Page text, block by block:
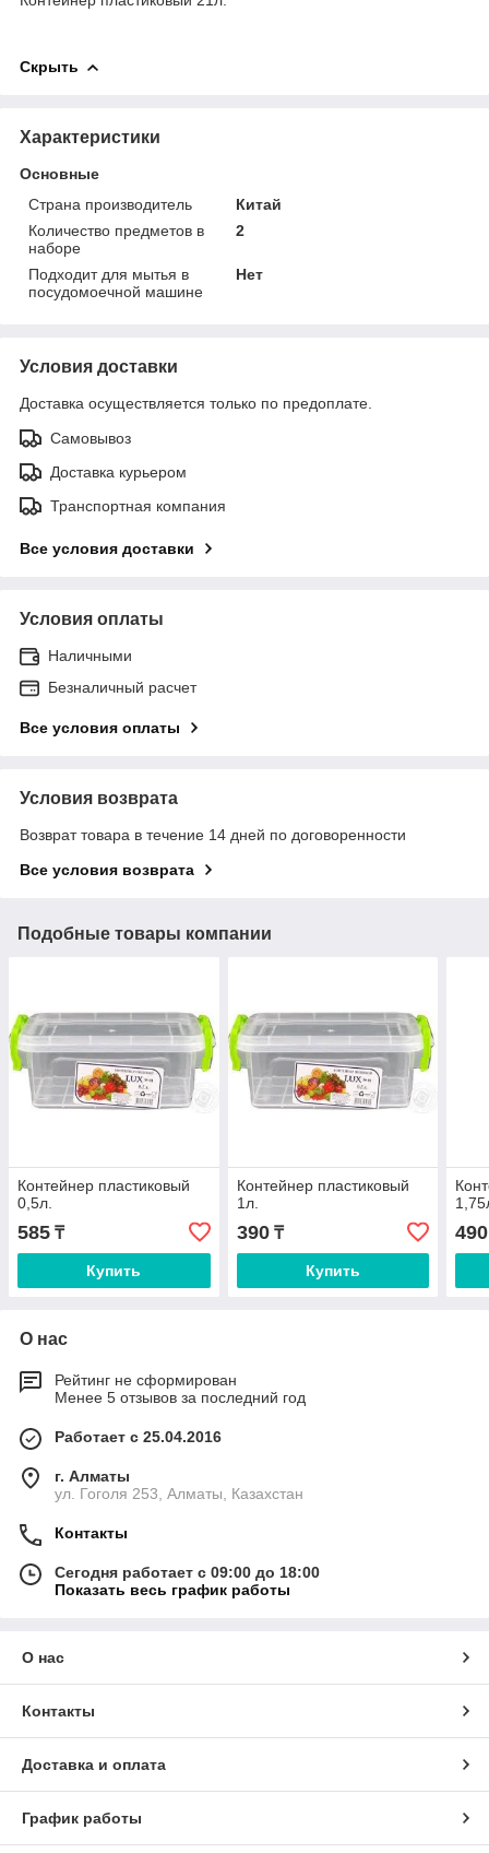
Скрыть
Характеристики
Основные
Страна производитель
Китай
Количество предметов в
наборе
2
Подходит для мытья в
посудомоечной машине
Нет
Условия доставки
Доставка осуществляется только по предоплате.
Самовывоз
Доставка курьером
Транспортная компания
Все условия доставки
Условия оплаты
Наличными
Безналичный расчет
Все условия оплаты
Условия возврата
Возврат товара в течение 14 дней по договоренности
Все условия возврата
Подобные товары компании
Контейнер пластиковый
0,5л.
585 ₸
Купить
Контейнер пластиковый
1л.
390₸
Купить
490
О нас
Рейтинг не сформирован
Менее 5 отзывов за последний год
Работает с 25.04.2016
г. Алматы
ул. Гоголя 253, Алматы, Казахстан
Контакты
Сегодня работает с 09:00 до 18:00
Показать весь график работы
О нас
Контакты
Доставка и оплата
График работы